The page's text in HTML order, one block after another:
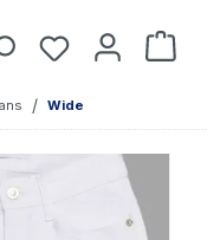
Du hast 0
/ Wide